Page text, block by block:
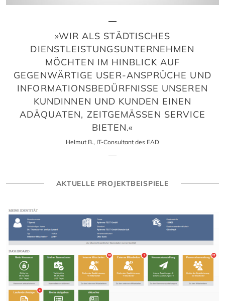
»WIR ALS STÄDTISCHES
DIENSTLEISTUNGSUNTERNEHMEN
MÖCHTEN IM HINBLICK AUF
GEGENWÄRTIGE USER-ANSPRÜCHE UND
INFORMATIONSBEDÜRFNISSE UNSEREN
KUNDINNEN UND KUNDEN EINEN
ADÄQUATEN, ZEITGEMÄSSEN SERVICE B
IETEN.«
Helmut B., IT-Consultant des EAD
AKTUELLE PROJEKTBEISPIELE